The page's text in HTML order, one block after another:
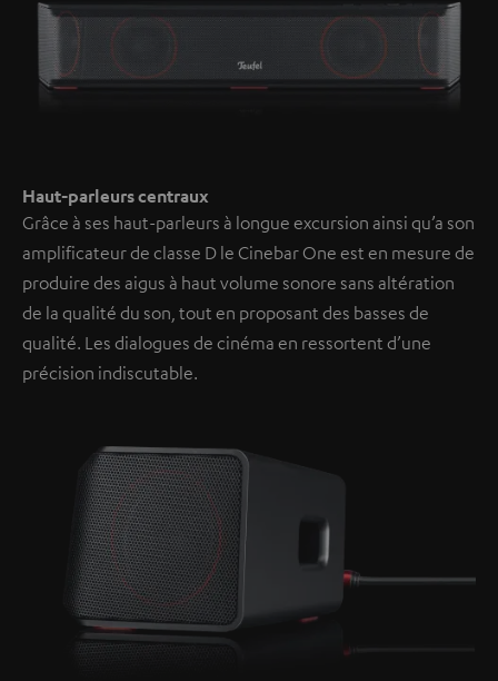
Haut-parleurs centraux
Grâce à ses haut-parleurs à longue excursion ainsi qu’a son
amplificateur de classe D le Cinebar One est en mesure de
produire des aigus à haut volume sonore sans altération
de la qualité du son, tout en proposant des basses de
qualité. Les dialogues de cinéma en ressortent d’une
précision indiscutable.